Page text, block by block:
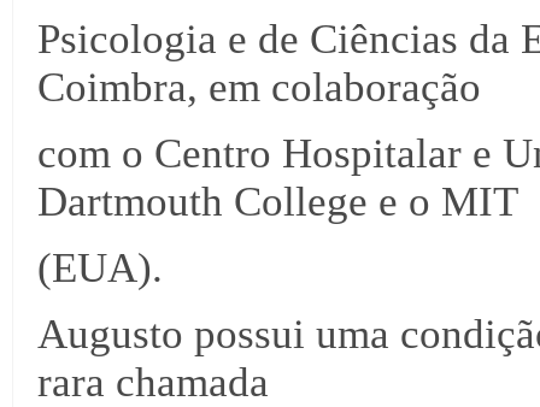
Psicologia e de Ciências da
Coimbra, em colaboração
com o Centro Hospitalar e
Dartmouth College e o MIT
(EUA).
Augusto possui uma
rara chamada